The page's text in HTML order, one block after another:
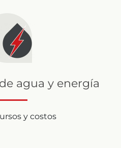
agua y energía
y costos